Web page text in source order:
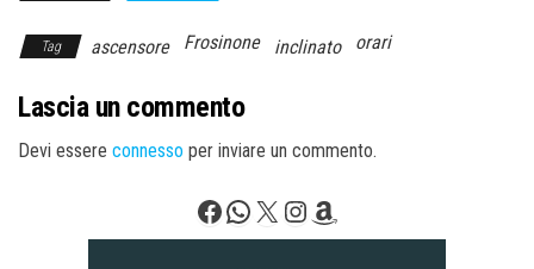
Tag ascensore Frosinone inclinato orari
Lascia un commento
Devi essere connesso per inviare un commento.
Facebook
WhatsApp
X Instagram
Amazon